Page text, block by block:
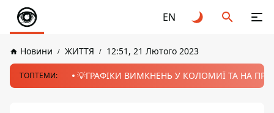
EN
Новини ЖИТТЯ 12:51, 21 Лютого 2023
ТОПТЕМИ: 💡ГРАФІКИ ВИМКНЕНЬ У КОЛОМИЇ ТА НА